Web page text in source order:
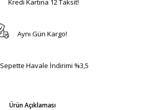
Aynı Gün Kargo!
Sepette Havale İndirimi %3,5
Ürün Açıklaması